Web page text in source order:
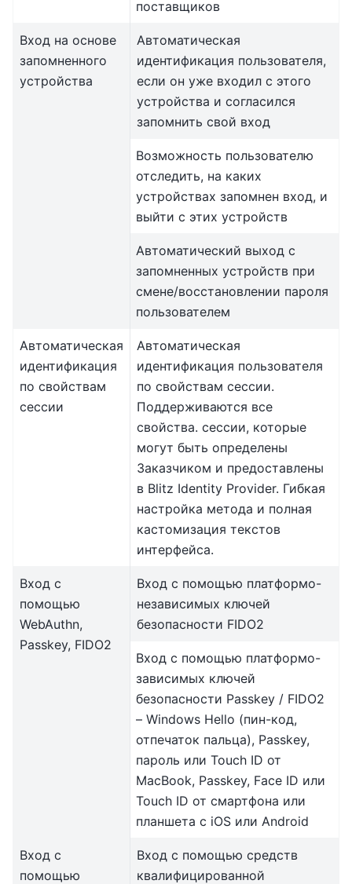
поставщиков
Вход на основе
запомненного
устройства
Автоматическая
идентификация пользователя,
если он уже входил с этого
устройства и согласился
запомнить свой вход
Возможность пользователю
отследить, на каких
устройствах запомнен вход, и
выйти с этих устройств
Автоматический выход с
запомненных устройств при
смене/восстановлении пароля
пользователем
Автоматическая
идентификация
по свойствам
сессии
Автоматическая
идентификация пользователя
по свойствам сессии.
Поддерживаются все
свойства. сессии, которые
могут быть определены
Заказчиком и предоставлены
в Blitz Identity Provider. Гибкая
настройка метода и полная
кастомизация текстов
интерфейса.
Вход с
помощью
WebAuthn,
Passkey, FIDO2
Вход с помощью платформо-
независимых ключей
безопасности FIDO2
Вход с помощью платформо-
зависимых ключей
безопасности Passkey / FIDO2
– Windows Hello (пин-код,
отпечаток пальца), Passkey,
пароль или Touch ID от
MacBook, Passkey, Face ID или
Touch ID от смартфона или
планшета с iOS или Android
Вход с
помощью
Вход с помощью средств
квалифицированной